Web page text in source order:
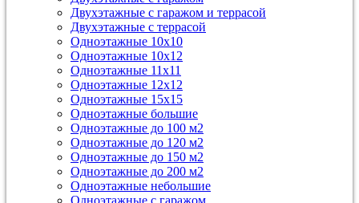
Двухэтажные с гаражом и террасой
Двухэтажные с террасой
Одноэтажные 10х10
Одноэтажные 10х12
Одноэтажные 11х11
Одноэтажные 12х12
Одноэтажные 15х15
Одноэтажные большие
Одноэтажные до 100 м2
Одноэтажные до 120 м2
Одноэтажные до 150 м2
Одноэтажные до 200 м2
Одноэтажные небольшие